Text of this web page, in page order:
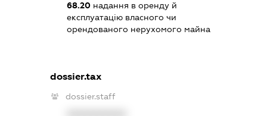
68.20 надання в оренду й
експлуатацію власного чи
орендованого нерухомого майна
dossier.tax
dossier.staff